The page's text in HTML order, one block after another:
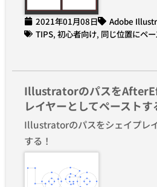
2021年01月08日
Adobe
TIPS, 初心者向け, 同じ位置にペ
Illustratorのパスを
レイヤーとしてペーストす
Illustratorのパスをシェイプレ
する！